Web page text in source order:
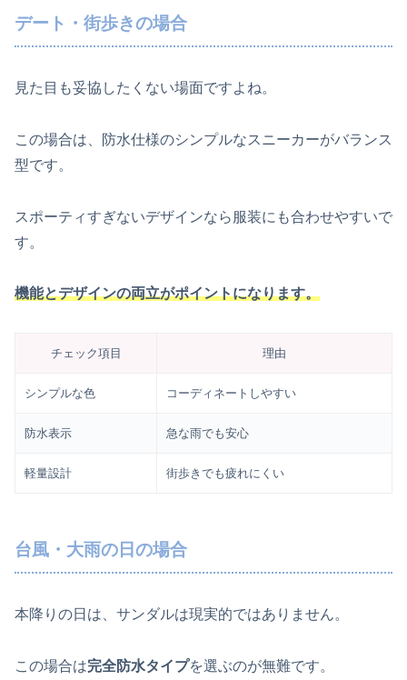
デート・街歩きの場合
見た目も妥協したくない場面ですよね。
この場合は、防水仕様のシンプルなスニーカーがバランス
型です。
スポーティすぎないデザインなら服装にも合わせやすいで
す。
機能とデザインの両立がポイントになります。
チェック項目 理由
シンプルな色 コーディネートしやすい
防水表示 急な雨でも安心
軽量設計 街歩きでも疲れにくい
台風・大雨の日の場合
本降りの日は、サンダルは現実的ではありません。
この場合は完全防水タイプを選ぶのが無難です。